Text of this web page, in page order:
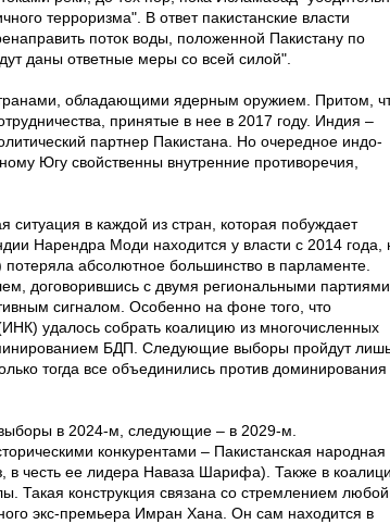
терроризма". В ответ пакистанские власти
поток воды, положенной Пакистану по
даны ответные меры со всей силой".
обладающими ядерным оружием. Притом,
принятые в нее в 2017 году. Индия –
партнер Пакистана. Но очередное индо-
Югу свойственны внутренние противоречия,
в каждой из стран, которая побуждает
Нарендра Моди находится у власти с 2014 года,
абсолютное большинство в парламенте.
договорившись с двумя региональными партиями,
сигналом. Особенно на фоне того, что
удалось собрать коалицию из многочисленных
БДП. Следующие выборы пройдут
тогда все объединились против доминирования
в 2024-м, следующие – в 2029-м.
конкурентами – Пакистанская народная
в честь ее лидера Наваза Шарифа). Также в
Такая конструкция связана со стремлением любой
экс-премьера Имран Хана. Он сам находится в